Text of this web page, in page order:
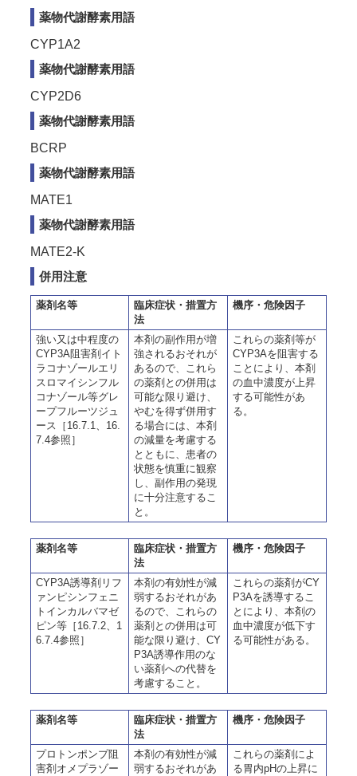
薬物代謝酵素用語
CYP1A2
薬物代謝酵素用語
CYP2D6
薬物代謝酵素用語
BCRP
薬物代謝酵素用語
MATE1
薬物代謝酵素用語
MATE2-K
併用注意
薬剤名等
臨床症状・措置方
法
機序・危険因子
強い又は中程度の
CYP3A阻害剤イト
ラコナゾールエリ
スロマイシンフル
コナゾール等グレ
ープフルーツジュ
ース［16.7.1、16.
7.4参照］
本剤の副作用が増
強されるおそれが
あるので、これら
の薬剤との併用は
可能な限り避け、
やむを得ず併用す
る場合には、本剤
の減量を考慮する
とともに、患者の
状態を慎重に観察
し、副作用の発現
に十分注意するこ
と。
これらの薬剤等が
CYP3Aを阻害する
ことにより、本剤
の血中濃度が上昇
する可能性があ
る。
薬剤名等
臨床症状・措置方
法
機序・危険因子
CYP3A誘導剤リフ
ァンピシンフェニ
トインカルバマゼ
ピン等［16.7.2、1
6.7.4参照］
本剤の有効性が減
弱するおそれがあ
るので、これらの
薬剤との併用は可
能な限り避け、CY
P3A誘導作用のな
い薬剤への代替を
考慮すること。
これらの薬剤がCY
P3Aを誘導するこ
とにより、本剤の
血中濃度が低下す
る可能性がある。
薬剤名等
臨床症状・措置方
法
機序・危険因子
プロトンポンプ阻
害剤オメプラゾー
本剤の有効性が減
弱するおそれがあ
これらの薬剤によ
る胃内pHの上昇に